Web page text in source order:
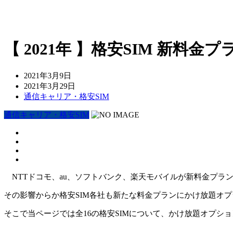
【 2021年 】格安SIM 新料金
2021年3月9日
2021年3月29日
通信キャリア・格安SIM
通信キャリア・格安SIM
NTTドコモ、au、ソフトバンク、楽天モバイルが新料金プラ
その影響からか格安SIM各社も新たな料金プランにかけ放題オ
そこで当ページでは全16の格安SIMについて、かけ放題オプシ